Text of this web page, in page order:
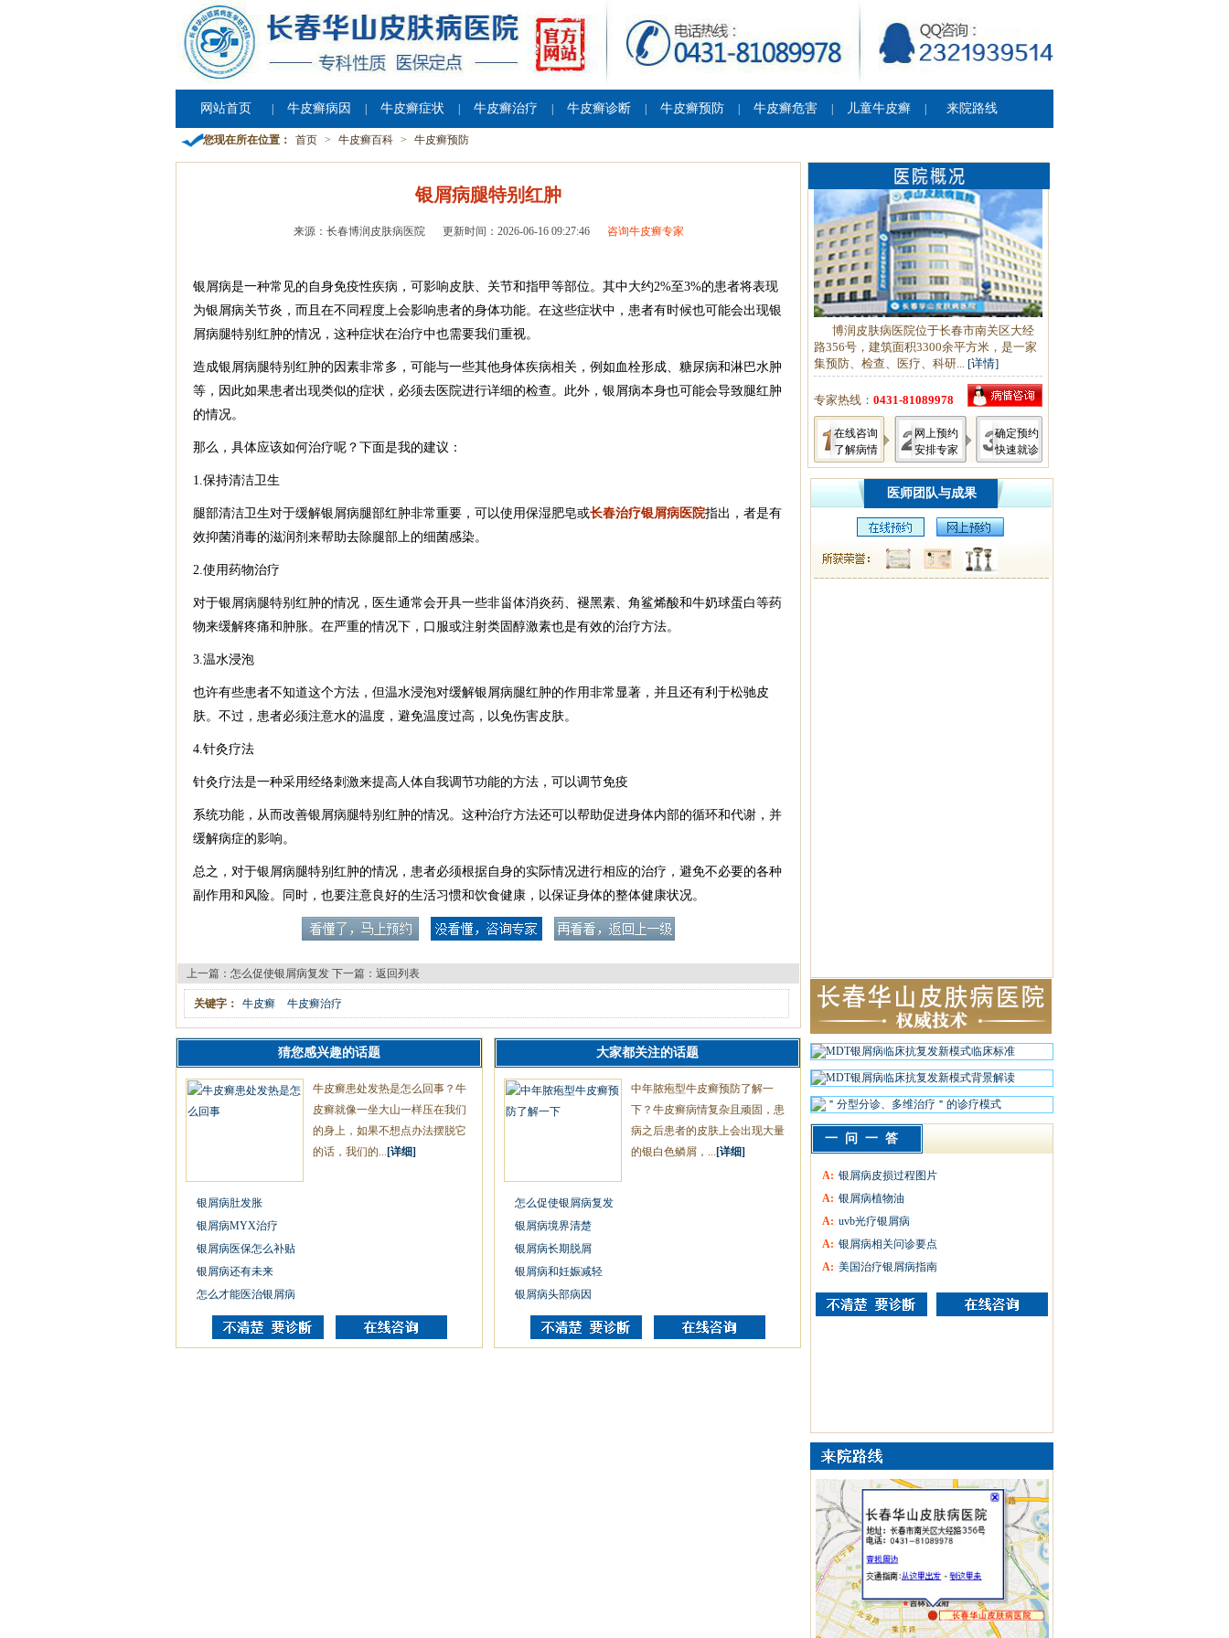
网站首页 牛皮癣病因 牛皮癣症状 牛皮癣治疗 牛皮癣诊断 牛皮癣预防 牛皮癣危害 儿童牛皮癣 来院路线
您现在所在位置： 首页 > 牛皮癣百科 > 牛皮癣预防
银屑病腿特别红肿
来源：长春博润皮肤病医院 更新时间：2026-06-16 09:27:46 咨询牛皮癣专家
银屑病是一种常见的自身免疫性疾病，可影响皮肤、关节和指甲等部位。其中大约2%至3%的患者将表现
为银屑病关节炎，而且在不同程度上会影响患者的身体功能。在这些症状中，患者有时候也可能会出现银
屑病腿特别红肿的情况，这种症状在治疗中也需要我们重视。
造成银屑病腿特别红肿的因素非常多，可能与一些其他身体疾病相关，例如血栓形成、糖尿病和淋巴水肿
等，因此如果患者出现类似的症状，必须去医院进行详细的检查。此外，银屑病本身也可能会导致腿红肿
的情况。
那么，具体应该如何治疗呢？下面是我的建议：
1.保持清洁卫生
腿部清洁卫生对于缓解银屑病腿部红肿非常重要，可以使用保湿肥皂或长春治疗银屑病医院指出，者是有
效抑菌消毒的滋润剂来帮助去除腿部上的细菌感染。
2.使用药物治疗
对于银屑病腿特别红肿的情况，医生通常会开具一些非甾体消炎药、褪黑素、角鲨烯酸和牛奶球蛋白等药
物来缓解疼痛和肿胀。在严重的情况下，口服或注射类固醇激素也是有效的治疗方法。
3.温水浸泡
也许有些患者不知道这个方法，但温水浸泡对缓解银屑病腿红肿的作用非常显著，并且还有利于松驰皮
肤。不过，患者必须注意水的温度，避免温度过高，以免伤害皮肤。
4.针灸疗法
针灸疗法是一种采用经络刺激来提高人体自我调节功能的方法，可以调节免疫
系统功能，从而改善银屑病腿特别红肿的情况。这种治疗方法还可以帮助促进身体内部的循环和代谢，并
缓解病症的影响。
总之，对于银屑病腿特别红肿的情况，患者必须根据自身的实际情况进行相应的治疗，避免不必要的各种
副作用和风险。同时，也要注意良好的生活习惯和饮食健康，以保证身体的整体健康状况。
上一篇： 怎么促使银屑病复发 下一篇： 返回列表
关键字： 牛皮癣 牛皮癣治疗
猜您感兴趣的话题
牛皮癣患处发热是怎么回事？牛
皮癣就像一坐大山一样压在我们
的身上，如果不想点办法摆脱它
的话，我们的... [详细]
银屑病肚发胀
银屑病MYX治疗
银屑病医保怎么补贴
银屑病还有未来
怎么才能医治银屑病
大家都关注的话题
中年脓疱型牛皮癣预防了解一
下？牛皮癣病情复杂且顽固，患
病之后患者的皮肤上会出现大量
的银白色鳞屑，... [详细]
怎么促使银屑病复发
银屑病境界清楚
银屑病长期脱屑
银屑病和妊娠减轻
银屑病头部病因
博润皮肤病医院位于长春市南关区大经
路356号，建筑面积3300余平方米，是一家
集预防、检查、医疗、科研... [详情]
专家热线： 0431-81089978
在线咨询
了解病情
网上预约
安排专家
确定预约
快速就诊
医师团队与成果
一问一答
A: 银屑病皮损过程图片
A: 银屑病植物油
A: uvb光疗银屑病
A: 银屑病相关问诊要点
A: 美国治疗银屑病指南